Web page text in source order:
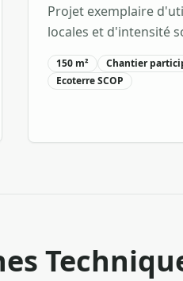
Projet exemplaire
locales et d'intensité
150 m² Chantier
Ecoterre SCOP